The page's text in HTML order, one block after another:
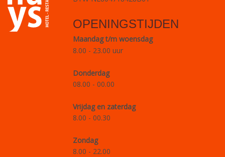
OPENINGSTIJDEN
Maandag t/m woensdag
8.00 - 23.00 uur
Donderdag
08.00 - 00.00
Vrijdag en zaterdag
8.00 - 00.30
Zondag
8.00 - 22.00